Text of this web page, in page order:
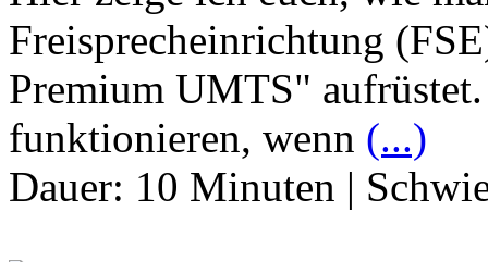
Freisprecheinrichtung
Premium UMTS"
funktionieren, wenn (...)
Dauer: 10 Minuten |